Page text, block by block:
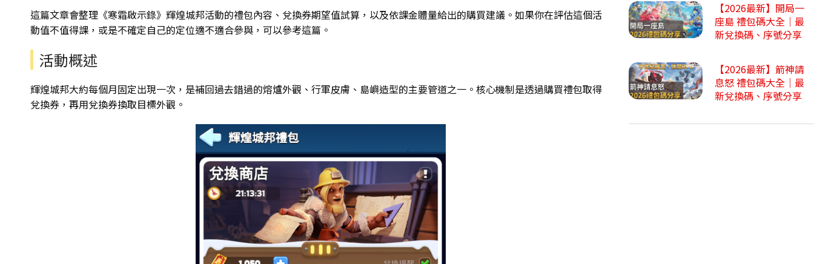
這篇文章會整理《寒霜啟示錄》輝煌城邦活動的禮包內容、兌換券期望值試算，以及依課金體量給出的購買建議。如果你在評估這個活
動值不值得課，或是不確定自己的定位適不適合參與，可以參考這篇。
活動概述
輝煌城邦大約每個月固定出現一次，是補回過去錯過的熔爐外觀、行軍皮膚、島嶼造型的主要管道之一。核心機制是透過購買禮包取得
兌換券，再用兌換券換取目標外觀。
【2026最新】開局一
座島 禮包碼大全｜最
新兌換碼、序號分享
【2026最新】箭神請
息怒 禮包碼大全｜最
新兌換碼、序號分享